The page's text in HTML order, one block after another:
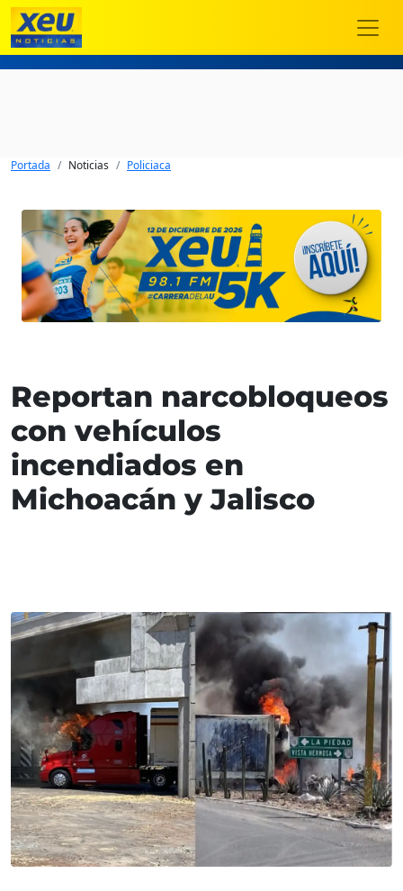
Portada Noticias Policiaca
Reportan narcobloqueos
con vehículos
incendiados en
Michoacán y Jalisco